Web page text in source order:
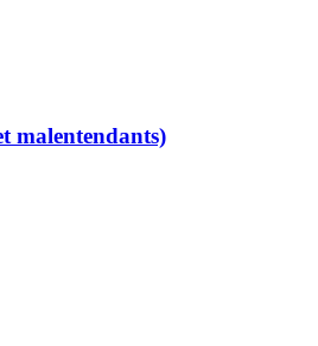
malentendants)